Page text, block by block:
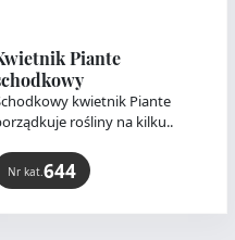
Piante
kwietnik Piante
rośliny na kilku..
Nr kat. 644